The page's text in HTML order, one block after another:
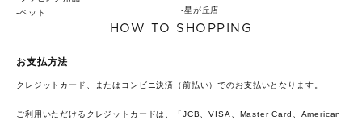
ペット
星が丘店
HOW TO SHOPPING
お支払方法
クレジットカード、またはコンビニ決済（前払い）でのお支払いとなります。
ご利用いただけるクレジットカードは、「JCB、VISA、Master Card、American